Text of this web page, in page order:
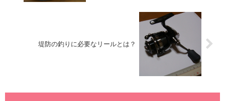
堤防の釣りに必要なリールとは？